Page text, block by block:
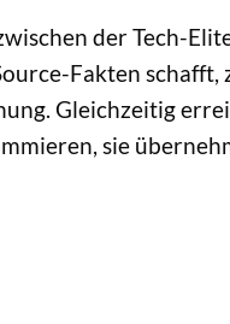
der Tech-
Fakten schafft,
Gleichzeitig
sie